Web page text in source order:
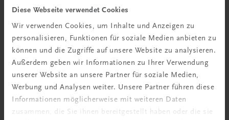
Diese Webseite verwendet Cookies
Wir verwenden Cookies, um Inhalte und Anzeigen zu
personalisieren, Funktionen für soziale Medien anbieten zu
können und die Zugriffe auf unsere Website zu analysieren.
Außerdem geben wir Informationen zu Ihrer Verwendung
unserer Website an unsere Partner für soziale Medien,
Werbung und Analysen weiter. Unsere Partner führen diese
Informationen möglicherweise mit weiteren Daten
zusammen, die Sie ihnen bereitgestellt haben oder die sie
Hygiene Basics
Hygiene leicht gemacht – sicher, sauber, professionell